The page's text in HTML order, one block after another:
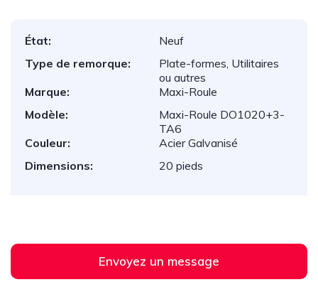
État:
Neuf
Type de remorque:
Plate-formes, Utilitaires
ou autres
Marque:
Maxi-Roule
Modèle:
Maxi-Roule DO1020+3-
TA6
Couleur:
Acier Galvanisé
Dimensions:
20 pieds
Envoyez un message